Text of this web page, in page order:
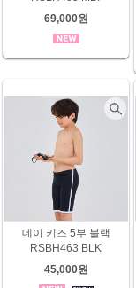
69,000원
데이 키즈 5부 블랙
RSBH463 BLK
45,000원